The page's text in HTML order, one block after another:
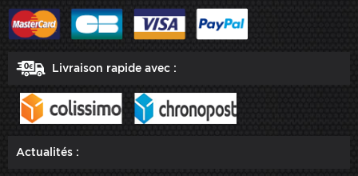
Livraison rapide avec :
Actualités :